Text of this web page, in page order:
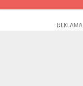
REKLAMA